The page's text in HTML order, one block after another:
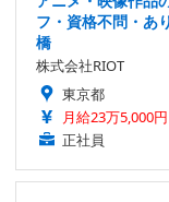
フ・資格不問・あ
橋
株式会社RIOT
東京都
月給23万5,000
正社員